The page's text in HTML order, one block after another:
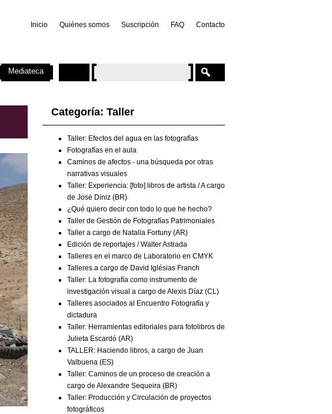
Inicio Quiénes somos Suscripción FAQ Contacto
Categoría: Taller
Taller: Efectos del agua en las fotografías
Fotografías en el aula
Caminos de afectos - una búsqueda por otras
narrativas visuales
Taller: Experiencia: [foto] libros de artista / A cargo
de José Diniz (BR)
¿Qué quiero decir con todo lo que he hecho?
Taller de Gestión de Fotografías Patrimoniales
Taller a cargo de Natalia Fortuny (AR)
Edición de reportajes / Walter Astrada
Talleres en el marco de Laboratorio en CMYK
Talleres a cargo de David Iglésias Franch
Taller: La fotografía como instrumento de
investigación visual a cargo de Alexis Díaz (CL)
Talleres asociados al Encuentro Fotografía y
dictadura
Taller: Herramientas editoriales para fotolibros de
Julieta Escardó (AR)
TALLER: Haciendo libros, a cargo de Juan
Valbuena (ES)
Taller: Caminos de un proceso de creación a
cargo de Alexandre Sequeira (BR)
Taller: Producción y Circulación de proyectos
fotográficos
Mediateca